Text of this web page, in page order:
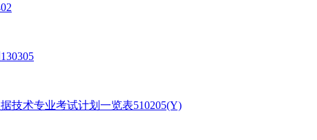
技术专业考试计划一览表510205(Y)